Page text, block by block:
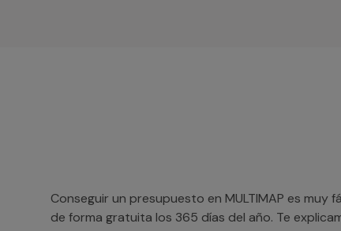
Conseguir un presupuesto en MULTIMAP es muy
de forma gratuita los 365 días del año. Te